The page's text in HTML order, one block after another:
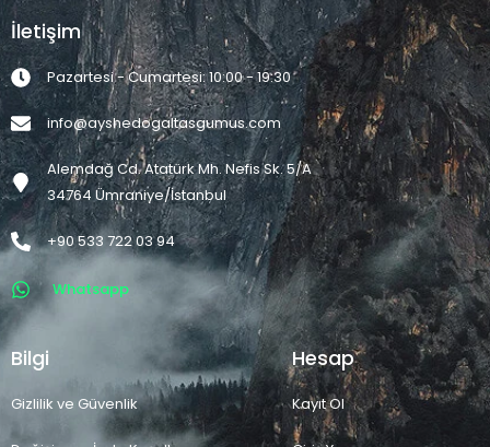
İletişim
Pazartesi - Cumartesi: 10:00 - 19:30
info@ayshedogaltasgumus.com
Alemdağ Cd. Atatürk Mh. Nefis Sk. 5/A
34764 Ümraniye/İstanbul
+90 533 722 03 94
Whatsapp
Bilgi
Gizlilik ve Güvenlik
Hesap
Kayıt Ol